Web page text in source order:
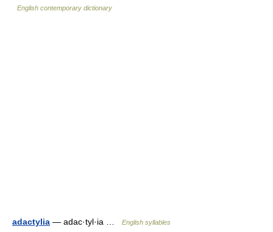
English contemporary dictionary
adactylia — adac·tyl·ia … English syllables